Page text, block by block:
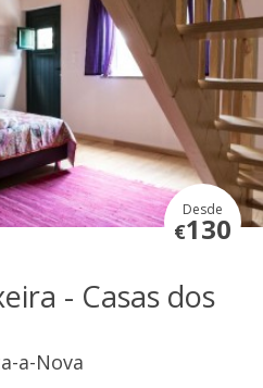
Desde
€130
- Casas dos
a-Nova